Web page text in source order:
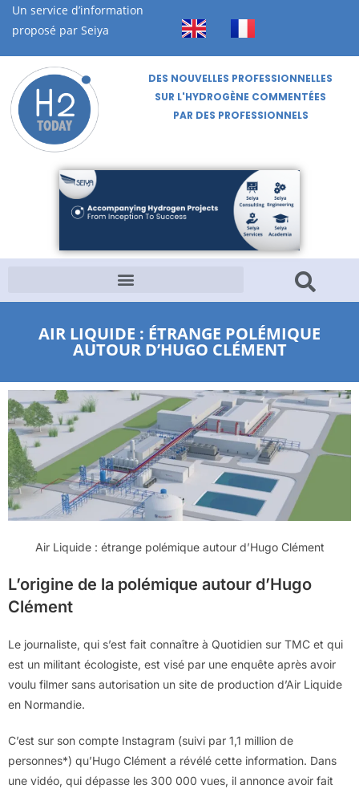
Un service d’information
proposé par Seiya
DES NOUVELLES PROFESSIONNELLES
SUR L'HYDROGÈNE COMMENTÉES
PAR DES PROFESSIONNELS
AIR LIQUIDE : ÉTRANGE POLÉMIQUE
AUTOUR D’HUGO CLÉMENT
Air Liquide : étrange polémique autour d’Hugo Clément
L’origine de la polémique autour d’Hugo
Clément
Le journaliste, qui s’est fait connaître à Quotidien sur TMC et qui
est un militant écologiste, est visé par une enquête après avoir
voulu filmer sans autorisation un site de production d’Air Liquide
en Normandie.
C’est sur son compte Instagram (suivi par 1,1 million de
personnes*) qu’Hugo Clément a révélé cette information. Dans
une vidéo, qui dépasse les 300 000 vues, il annonce avoir fait